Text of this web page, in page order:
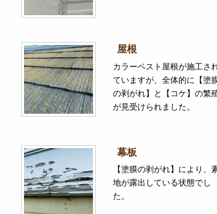
屋根
カラーベスト屋根が施工さ
ていますが、全体的に【塗
の剥がれ】と【コケ】の繁
が見受けられました。
幕板
【塗膜の剥がれ】により、
地が露出している状態でし
た。